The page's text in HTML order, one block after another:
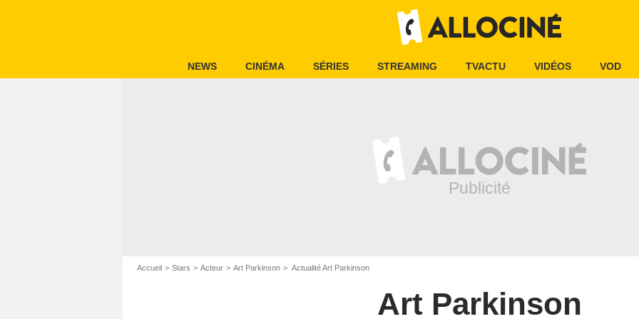
NEWS CINÉMA SÉRIES STREAMING TVACTU VIDÉOS VOD
Accueil Stars Acteur Art Parkinson Actualité Art Parkinson
Art Parkinson